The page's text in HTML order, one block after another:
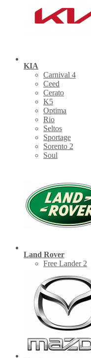
KIA
Carnival 4
Ceed
Cerato
K5
Optima
Rio
Seltos
Sportage
Sorento 2
Soul
Land Rover
Free Lander 2